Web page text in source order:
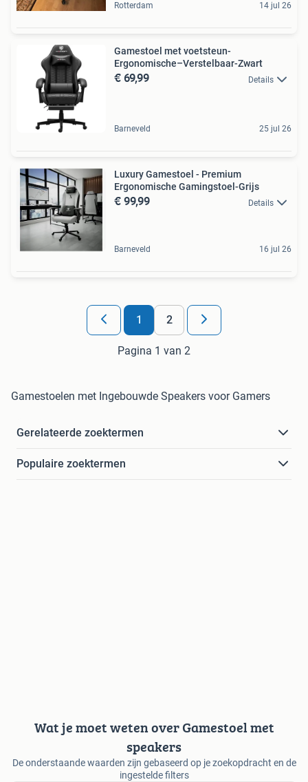
Rotterdam 14 jul 26
Gamestoel met voetsteun-
Ergonomische–Verstelbaar-Zwart
€ 69,99 Details
Barneveld 25 jul 26
Luxury Gamestoel - Premium
Ergonomische Gamingstoel-Grijs
€ 99,99 Details
Barneveld 16 jul 26
1 2
Pagina 1 van 2
Gamestoelen met Ingebouwde Speakers voor Gamers
Gerelateerde zoektermen
Populaire zoektermen
Wat je moet weten over Gamestoel met
speakers
De onderstaande waarden zijn gebaseerd op je zoekopdracht en de
ingestelde filters